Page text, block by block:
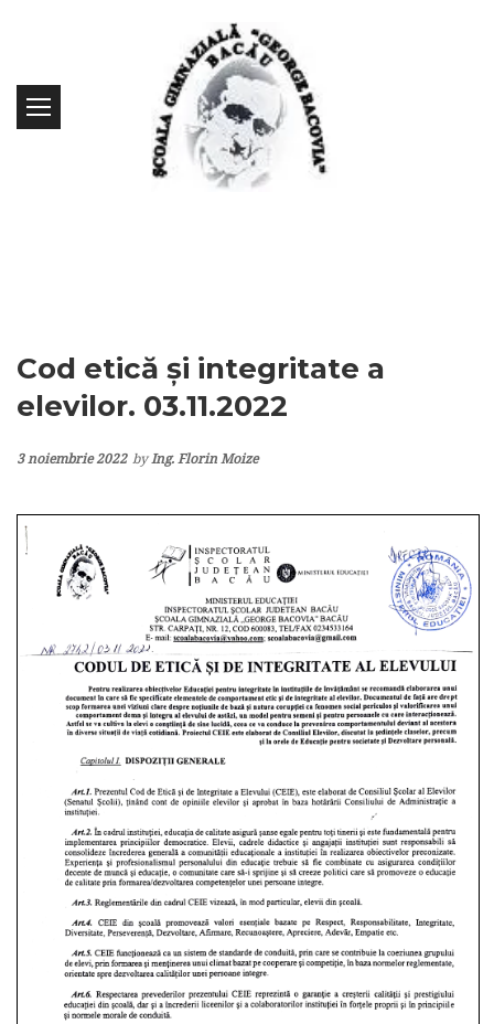
Cod etică și integritate a
elevilor. 03.11.2022
3 noiembrie 2022 byIng. Florin Moize